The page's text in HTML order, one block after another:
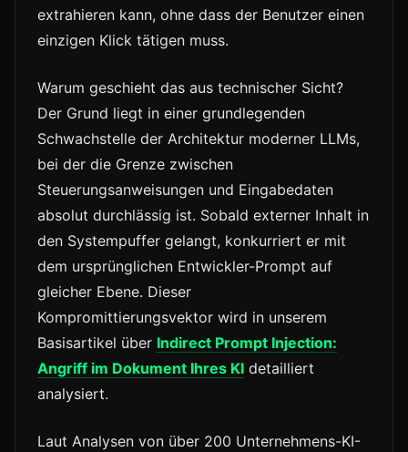
extrahieren kann, ohne dass der Benutzer einen
einzigen Klick tätigen muss.
Warum geschieht das aus technischer Sicht?
Der Grund liegt in einer grundlegenden
Schwachstelle der Architektur moderner LLMs,
bei der die Grenze zwischen
Steuerungsanweisungen und Eingabedaten
absolut durchlässig ist. Sobald externer Inhalt in
den Systempuffer gelangt, konkurriert er mit
dem ursprünglichen Entwickler-Prompt auf
gleicher Ebene. Dieser
Kompromittierungsvektor wird in unserem
Basisartikel über Indirect Prompt Injection:
Angriff im Dokument Ihres KI detailliert
analysiert.
Laut Analysen von über 200 Unternehmens-KI-